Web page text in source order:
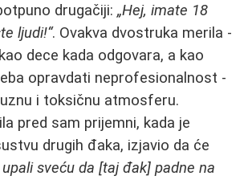
drugačiji: „Hej, imate 18
ljudi!“. Ovakva dvostruka merila -
dece kada odgovara, a kao
opravdati neprofesionalnost -
i toksičnu atmosferu.
pred sam prijemni, kada je
drugih đaka, izjavio da će
sveću da [taj đak] padne na